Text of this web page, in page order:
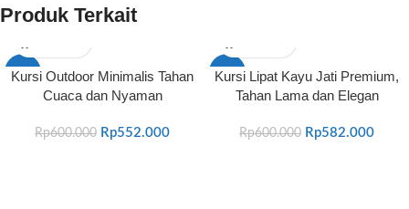
Produk Terkait
-8%
Kursi Outdoor Minimalis Tahan
Cuaca dan Nyaman
Rp600.000 Rp552.000
-3%
Kursi Lipat Kayu Jati Premium,
Tahan Lama dan Elegan
Rp600.000 Rp582.000